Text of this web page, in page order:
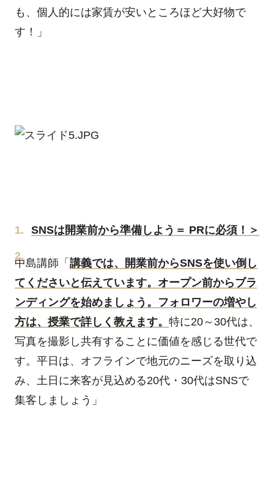
も、個人的には家賃が安いところほど大好物で
す！」
SNSは開業前から準備しよう＝ PRに必須！＞
中島講師「 講義では、開業前からSNSを使い倒し
てくださいと伝えています。オープン前からブラ
ンディングを始めましょう。フォロワーの増やし
方は、授業で詳しく教えます。 特に20～30代は、
写真を撮影し共有することに価値を感じる世代で
す。平日は、オフラインで地元のニーズを取り込
み、土日に来客が見込める20代・30代はSNSで
集客しましょう」